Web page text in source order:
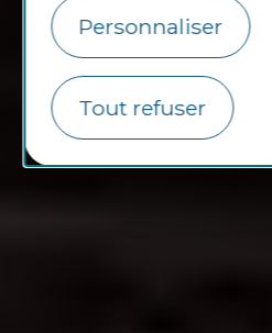
Personnaliser
Tout refuser